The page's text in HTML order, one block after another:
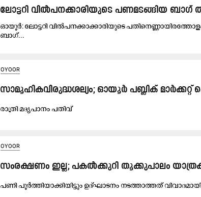
ലോട്ടറി വിൽപനക്കാരിയുടെ പണമടങ്ങിയ ബാഗ്
ഓ​യൂ​ർ: ലോ​ട്ട​റി വി​ൽ​പ​ന​ക്കാ​ക്കാ​രി​യു​ടെ
ബാ​ഗ്...
OYOOR
സാമൂഹികവിരുദ്ധശല്യം; ഓയൂർ പബ്ലിക് മാർക്കറ്റ്
രാ​ത്രി​ മ​ദ്യ​പാ​നം പ​തി​വ്​
OYOOR
സംരക്ഷണം ഇല്ല; പകൽക്കുറി തൂക്കുപാലം
പ​ണി പൂ​ർ​ത്തി​യാ​ക്കി​യി​ട്ടും ഉ​ദ്ഘാ​ട​നം ന​ട​ത്താ​ത്ത​ത്